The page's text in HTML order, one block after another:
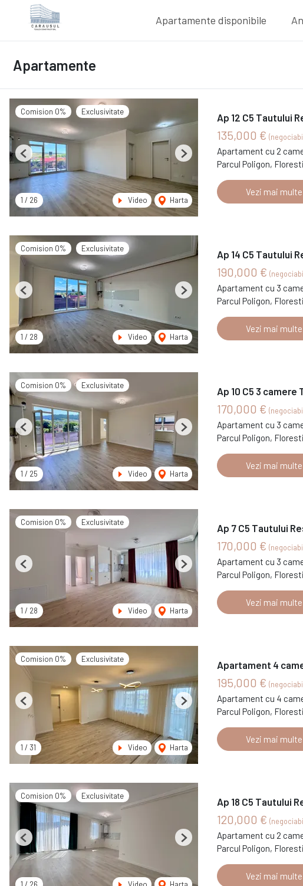
Apartamente disponibile
Apartamente
Comision 0% Exclusivitate
1 / 26 Video Harta
Previous Next
Ap 12 C5 Tautului
135,000 €
Apartament cu 2
Parcul Poligon, Floresti
Vezi mai
Comision 0% Exclusivitate
1 / 28 Video Harta
Previous Next
Ap 14 C5 Tautului
190,000 €
Apartament cu 3
Parcul Poligon, Floresti
Vezi mai
Comision 0% Exclusivitate
1 / 25 Video Harta
Previous Next
Ap 10 C5 3
170,000 €
Apartament cu 3
Parcul Poligon, Floresti
Vezi mai
Comision 0% Exclusivitate
1 / 28 Video Harta
Previous Next
Ap 7 C5 Tautului
170,000 €
Apartament cu 3
Parcul Poligon, Floresti
Vezi mai
Comision 0% Exclusivitate
1 / 31 Video Harta
Previous Next
Apartament 4
195,000 €
Apartament cu 4
Parcul Poligon, Floresti
Vezi mai
Comision 0% Exclusivitate
Previous Next
Ap 18 C5 Tautului
120,000 €
Apartament cu 2
Parcul Poligon, Floresti
Vezi mai